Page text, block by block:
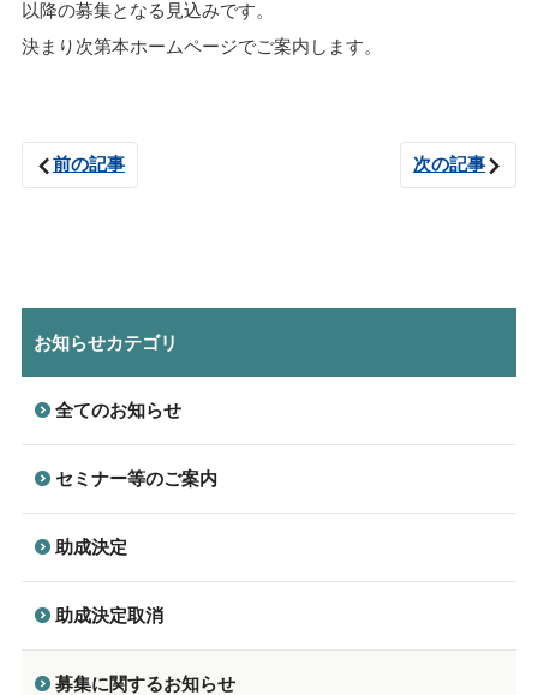
以降の募集となる見込みです。
決まり次第本ホームページでご案内します。
前の記事 次の記事
お知らせカテゴリ
全てのお知らせ
セミナー等のご案内
助成決定
助成決定取消
募集に関するお知らせ